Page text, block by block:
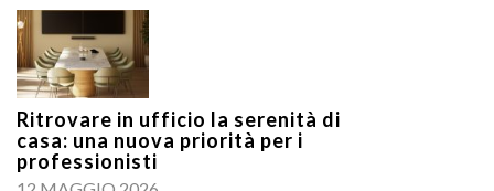
Ritrovare in ufficio la serenità di
casa: una nuova priorità per i
professionisti